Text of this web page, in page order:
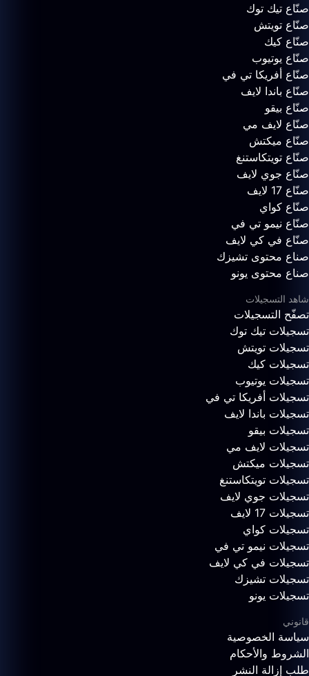
صنّاع تيك توك
صنّاع تويتش
صنّاع كيك
صنّاع يوتيوب
صنّاع أفريكا تي في
صنّاع باندا لايف
صنّاع بيقو
صنّاع لايف مي
صنّاع ميكتش
صنّاع تويتكاستنغ
صنّاع جوي لايف
صنّاع 17 لايف
صنّاع كواي
صنّاع نيمو تي في
صنّاع في كي لايف
صناع محتوى تشيزك
صناع محتوى يونو
شاهد التسجيلات
تصفّح التسجيلات
تسجيلات تيك توك
تسجيلات تويتش
تسجيلات كيك
تسجيلات يوتيوب
تسجيلات أفريكا تي في
تسجيلات باندا لايف
تسجيلات بيقو
تسجيلات لايف مي
تسجيلات ميكتش
تسجيلات تويتكاستنغ
تسجيلات جوي لايف
تسجيلات 17 لايف
تسجيلات كواي
تسجيلات نيمو تي في
تسجيلات في كي لايف
تسجيلات تشيزك
تسجيلات يونو
قانوني
سياسة الخصوصية
الشروط والأحكام
طلب إزالة النشر